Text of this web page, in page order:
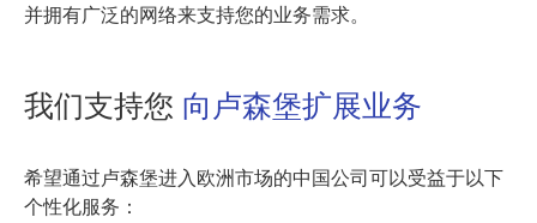
并拥有广泛的网络来支持您的业务需求。
我们支持您 向卢森堡扩展业务
希望通过卢森堡进入欧洲市场的中国公司可以受益于以下
个性化服务：